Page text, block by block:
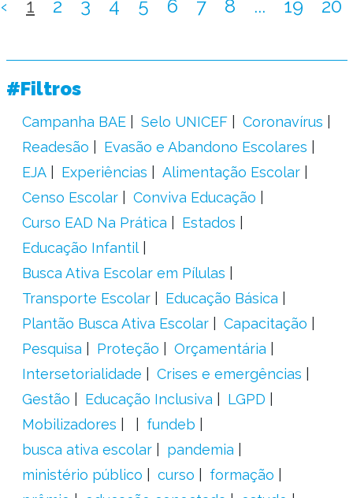
‹ 1 2 3 4 5 6 7 8 ... 19 20
#Filtros
Campanha BAE Selo UNICEF
Coronavírus
Readesão
Evasão e Abandono Escolares
EJA
Experiências
Alimentação Escolar
Censo Escolar
Conviva Educação
Curso EAD Na Prática
Estados
Educação Infantil
Busca Ativa Escolar em Pílulas
Transporte Escolar
Educação Básica
Plantão Busca Ativa Escolar
Capacitação
Pesquisa
Proteção
Orçamentária
Intersetorialidade
Crises e emergências
Gestão
Educação Inclusiva
LGPD
Mobilizadores
fundeb
busca ativa escolar
pandemia
ministério público
curso
formação